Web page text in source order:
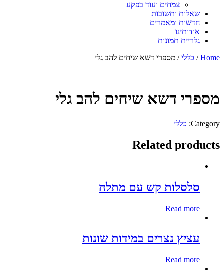
צמחים ועוד בפקע
שאלות ותשובות
חדשות ומאמרים
אודותינו
גלריית תמונות
Home
/ כללי/ מספרי דשא שיחים להב גלי
מספרי דשא שיחים להב גלי
Category: כללי
Related products
סלסלות קש עם מתלה
Read more
עציץ נצרים במידות שונות
Read more